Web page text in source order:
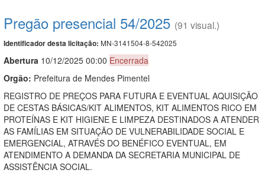
Pregão presencial 54/2025 (91 visual.)
Identificador desta licitação: MN-3141504-8-542025
Abertura 10/12/2025 00:00 Encerrada
Orgão: Prefeitura de Mendes Pimentel
REGISTRO DE PREÇOS PARA FUTURA E EVENTUAL AQUISIÇÃO
DE CESTAS BÁSICAS/KIT ALIMENTOS, KIT ALIMENTOS RICO EM
PROTEÍNAS E KIT HIGIENE E LIMPEZA DESTINADOS A ATENDER
AS FAMÍLIAS EM SITUAÇÃO DE VULNERABILIDADE SOCIAL E
EMERGENCIAL, ATRAVÉS DO BENÉFICO EVENTUAL, EM
ATENDIMENTO A DEMANDA DA SECRETARIA MUNICIPAL DE
ASSISTÊNCIA SOCIAL.